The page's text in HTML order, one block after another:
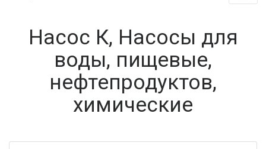
Насос К, Насосы для
воды, пищевые,
нефтепродуктов,
химические